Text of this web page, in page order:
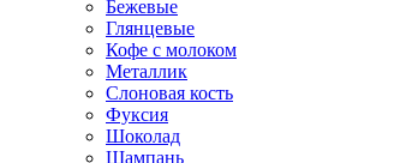
Бежевые
Глянцевые
Кофе с молоком
Металлик
Слоновая кость
Фуксия
Шоколад
Шампань